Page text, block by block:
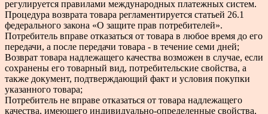
регулируется правилами международных платежных систем.
Процедура возврата товара регламентируется статьей 26.1
федерального закона «О защите прав потребителей».
Потребитель вправе отказаться от товара в любое время до его
передачи, а после передачи товара - в течение семи дней;
Возврат товара надлежащего качества возможен в случае, если
сохранены его товарный вид, потребительские свойства, а
также документ, подтверждающий факт и условия покупки
указанного товара;
Потребитель не вправе отказаться от товара надлежащего
качества, имеющего индивидуально-определенные свойства,